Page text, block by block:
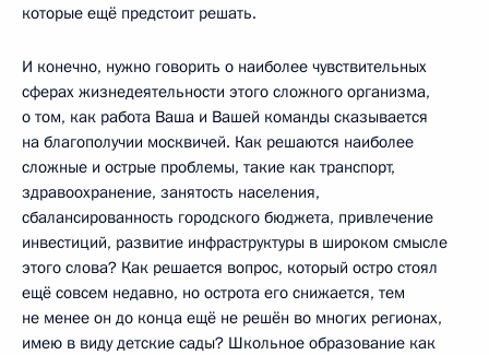
которые ещё предстоит решать.
И конечно, нужно говорить о наиболее чувствительных
сферах жизнедеятельности этого сложного организма,
о том, как работа Ваша и Вашей команды сказывается
на благополучии москвичей. Как решаются наиболее
сложные и острые проблемы, такие как транспорт,
здравоохранение, занятость населения,
сбалансированность городского бюджета, привлечение
инвестиций, развитие инфраструктуры в широком смысле
этого слова? Как решается вопрос, который остро стоял
ещё совсем недавно, но острота его снижается, тем
не менее он до конца ещё не решён во многих регионах,
имею в виду детские сады? Школьное образование как